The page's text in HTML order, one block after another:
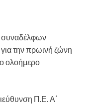
συναδέλφων
την πρωινή ζώνη
ολοήμερο
Π.Ε. Α΄